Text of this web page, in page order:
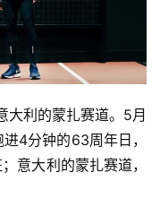
大利的蒙扎赛道。5月
4分钟的63周年日，
意大利的蒙扎赛道，